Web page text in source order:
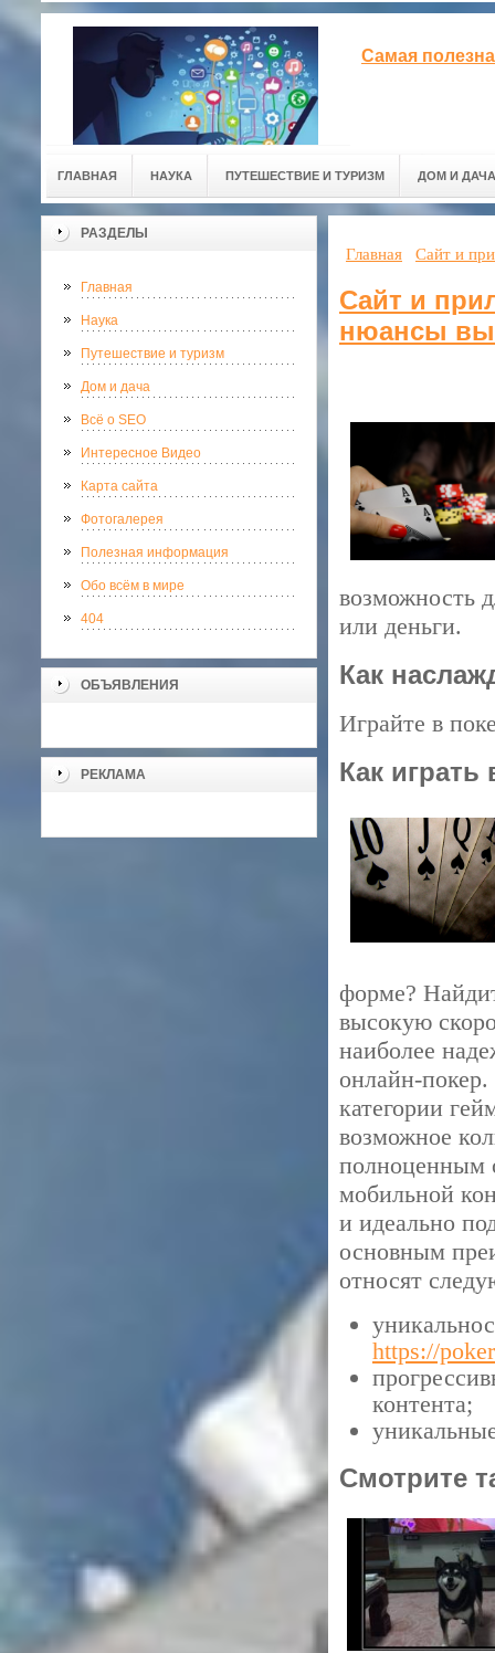
Самая
ГЛАВНАЯ НАУКА ПУТЕШЕСТВИЕ И ТУРИЗМ ДОМ И ДАЧА
РАЗДЕЛЫ
Главная
Наука
Путешествие и туризм
Дом и дача
Всё о SEO
Интересное Видео
Карта сайта
Фотогалерея
Полезная информация
Обо всём в мире
404
ОБЪЯВЛЕНИЯ
РЕКЛАМА
Главная Сайт и
Сайт и
нюансы
возможность
или деньги.
Как
Играйте в
Как
форме?
высокую
наиболее
онлайн-покер.
категории
возможное
полноценным
мобильной
и идеально
основным
относят
https://
контента;
Смотрите